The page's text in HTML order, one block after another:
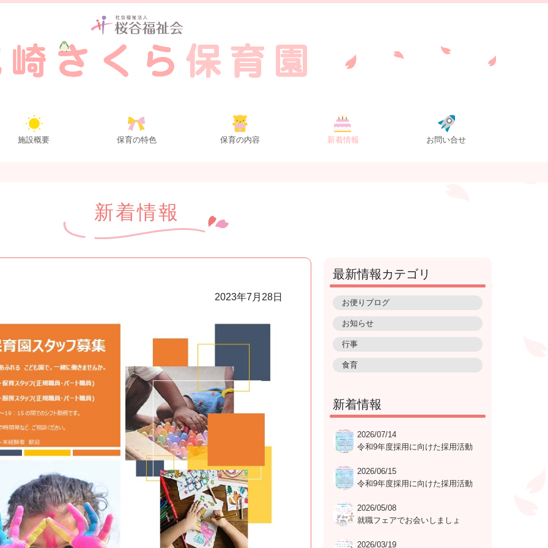
施設概要 保育の特色 保育の内容 新着情報 お問い合せ
新着情報
2023年7月28日
最新情報カテゴリ
お便りブログ
お知らせ
行事
食育
新着情報
2026/07/14
令和9年度採用に向けた採用活動
2026/06/15
令和9年度採用に向けた採用活動
2026/05/08
就職フェアでお会いしましょ
2026/03/19